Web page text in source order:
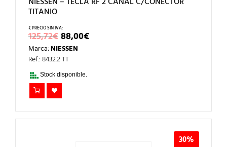
TITANIO
125,72€EL
PRECIO
ORIGINAL
ERA:
125,72€.
88,00€EL
PRECIO
Marca:NIESSEN
Ref.: 8432.2 TT
Stock disponible.
30%